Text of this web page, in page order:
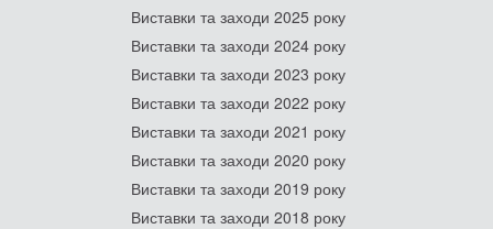
Виставки та заходи 2025 року
Виставки та заходи 2024 року
Виставки та заходи 2023 року
Виставки та заходи 2022 року
Виставки та заходи 2021 року
Виставки та заходи 2020 року
Виставки та заходи 2019 року
Виставки та заходи 2018 року